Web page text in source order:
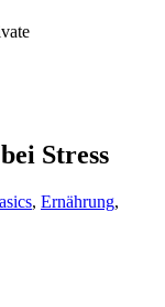
Stress
, Ernährung,